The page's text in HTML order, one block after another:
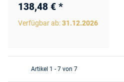
138,48 € *
Verfügbar ab:31.12.2026
Artikel 1 - 7 von 7